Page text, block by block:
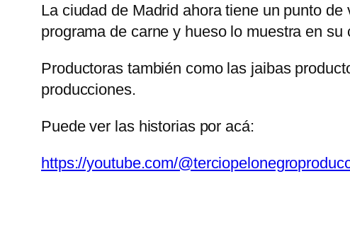
La ciudad de Madrid ahora tiene un punto
programa de carne y hueso lo muestra en
Productoras también como las jaibas
producciones.
Puede ver las historias por acá:
https://youtube.com/